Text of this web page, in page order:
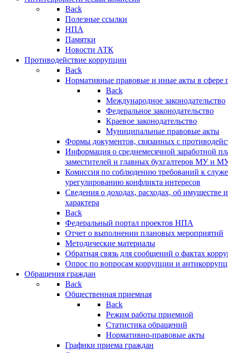
Back
Полезные ссылки
НПА
Памятки
Новости АТК
Противодействие коррупции
Back
Нормативные правовые и иные акты в сфере
Back
Международное законодательство
Федеральное законодательство
Краевое законодательство
Муниципальные правовые акты
Формы документов, связанных с
Информация о среднемесячной заработной
заместителей и главных бухгалтеров МУ и
Комиссия по соблюдению требований к
урегулированию конфликта интересов
Сведения о доходах, расходах, об имуществе
характера
Back
Федеральный портал проектов НПА
Отчет о выполнении плановых мероприятий
Методические материалы
Обратная связь для сообщений о фактах
Опрос по вопросам коррупции и
Обращения граждан
Back
Общественная приемная
Back
Режим работы приемной
Статистика обращений
Нормативно-правовые акты
Графики приема граждан